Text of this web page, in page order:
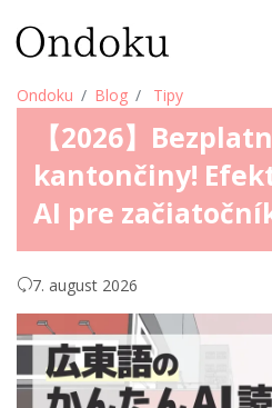
Ondoku Blog Tipy
【2026】
kantončiny!
AI pre
7. august 2026